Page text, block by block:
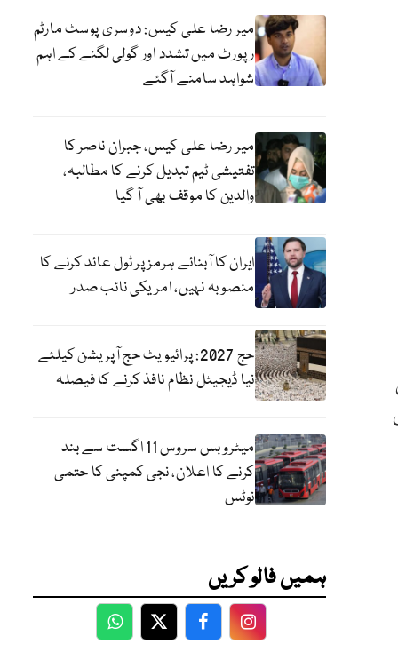
میر رضا علی کیس: دوسری پوسٹ مارٹم
رپورٹ میں تشدد اور گولی لگنے کے اہم
شواہد سامنے آگئے
میر رضا علی کیس، جبران ناصر کا
تفتیشی ٹیم تبدیل کرنے کا مطالبہ،
والدین کا موقف بھی آ گیا
ایران کا آبنائے ہرمز پر ٹول عائد کرنے کا
منصوبہ نہیں، امریکی نائب صدر
حج 2027: پرائیویٹ حج آپریشن کیلئے
نیا ڈیجیٹل نظام نافذ کرنے کا فیصلہ
میٹرو بس سروس 11 اگست سے بند
کرنے کا اعلان، نجی کمپنی کا حتمی
نوٹس
ہمیں فالو کریں
WhatsApp
TwitterFacebookFacebook